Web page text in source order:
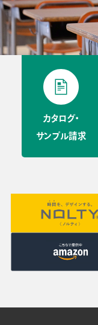
カタログ・
サンプル請求